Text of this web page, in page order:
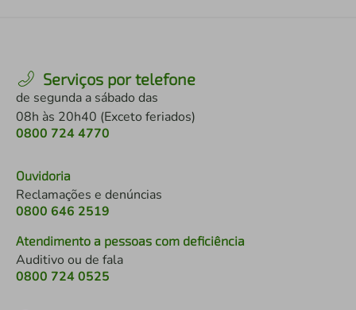
Serviços por telefone
de segunda a sábado das
08h às 20h40 (Exceto feriados)
0800 724 4770
Ouvidoria
Reclamações e denúncias
0800 646 2519
Atendimento a pessoas com deficiência
Auditivo ou de fala
0800 724 0525